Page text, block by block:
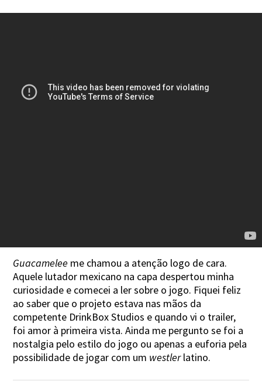
Guacamelee me chamou a atenção logo de cara.
Aquele lutador mexicano na capa despertou minha
curiosidade e comecei a ler sobre o jogo. Fiquei feliz
ao saber que o projeto estava nas mãos da
competente DrinkBox Studios e quando vi o trailer,
foi amor à primeira vista. Ainda me pergunto se foi a
nostalgia pelo estilo do jogo ou apenas a euforia pela
possibilidade de jogar com um westlerlatino.